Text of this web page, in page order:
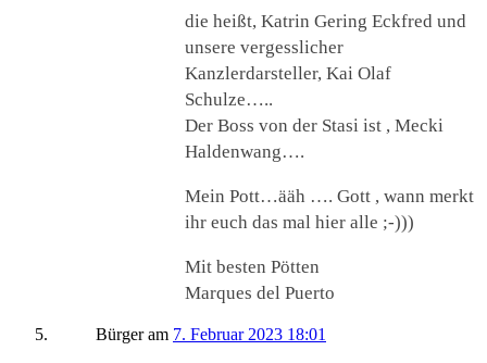
die heißt, Katrin Gering Eckfred und
unsere vergesslicher
Kanzlerdarsteller, Kai Olaf
Schulze…..
Der Boss von der Stasi ist , Mecki
Haldenwang….
Mein Pott…ääh …. Gott , wann merkt
ihr euch das mal hier alle ;-)))
Mit besten Pötten
Marques del Puerto
Bürgeram 7. Februar 2023 18:01